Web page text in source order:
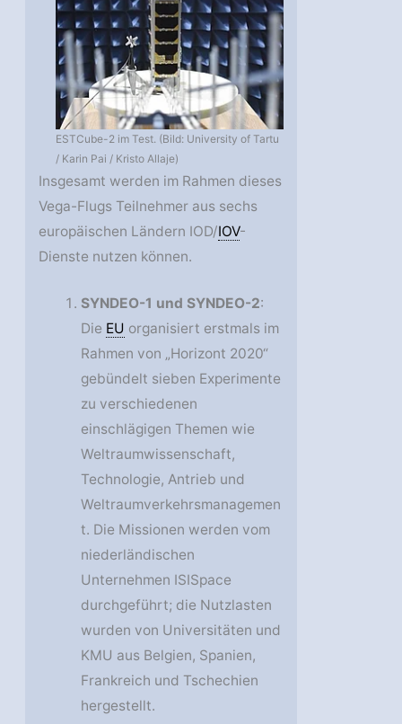
ESTCube-2 im Test. (Bild: University of Tartu
/ Karin Pai / Kristo Allaje)
Insgesamt werden im Rahmen dieses
Vega-Flugs Teilnehmer aus sechs
europäischen Ländern IOD/IOV-
Dienste nutzen können.
SYNDEO-1 und SYNDEO-2:
Die EU organisiert erstmals im
Rahmen von „Horizont 2020“
gebündelt sieben Experimente
zu verschiedenen
einschlägigen Themen wie
Weltraumwissenschaft,
Technologie, Antrieb und
Weltraumverkehrsmanagemen
t. Die Missionen werden vom
niederländischen
Unternehmen ISISpace
durchgeführt; die Nutzlasten
wurden von Universitäten und
KMU aus Belgien, Spanien,
Frankreich und Tschechien
hergestellt.